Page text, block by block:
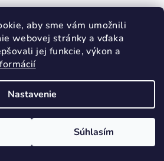
aby sme vám umožnili
webovej stránky a vďaka
jej funkcie, výkon a
Nastavenie
Súhlasím
dievčenské Silver
KÓD:1699/20